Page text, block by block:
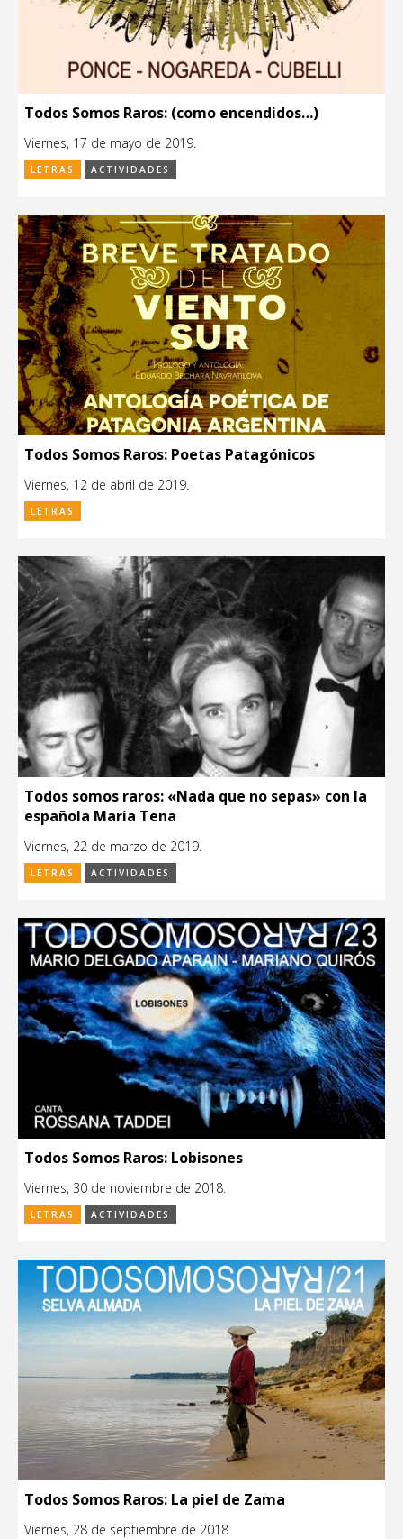
Todos Somos Raros: (como encendidos…)
Viernes, 17 de mayo de 2019.
LETRAS ACTIVIDADES
Todos Somos Raros: Poetas Patagónicos
Viernes, 12 de abril de 2019.
LETRAS
Todos somos raros: «Nada que no sepas» con la
española María Tena
Viernes, 22 de marzo de 2019.
LETRAS ACTIVIDADES
Todos Somos Raros: Lobisones
Viernes, 30 de noviembre de 2018.
LETRAS ACTIVIDADES
Todos Somos Raros: La piel de Zama
Viernes, 28 de septiembre de 2018.